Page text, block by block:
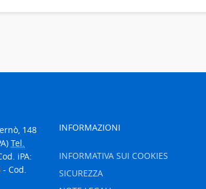
148
Tel.
iPA:
- Cod.
INFORMAZIONI
INFORMATIVA SUI COOKIES
SICUREZZA